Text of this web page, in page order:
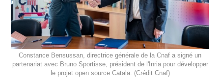
Constance Bensussan, directrice générale de la Cnaf a signé un
partenariat avec Bruno Sportisse, président de l'Inria pour développer
le projet open source Catala. (Crédit Cnaf)